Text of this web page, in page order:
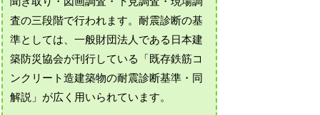
査の三段階で行われます。耐震診断の基
準としては、一般財団法人である日本建
築防災協会が刊行している「既存鉄筋コ
ンクリート造建築物の耐震診断基準・同
解説」が広く用いられています。